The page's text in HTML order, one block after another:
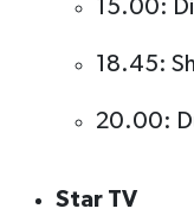
15.00:
18.45:
20.00:
Star TV